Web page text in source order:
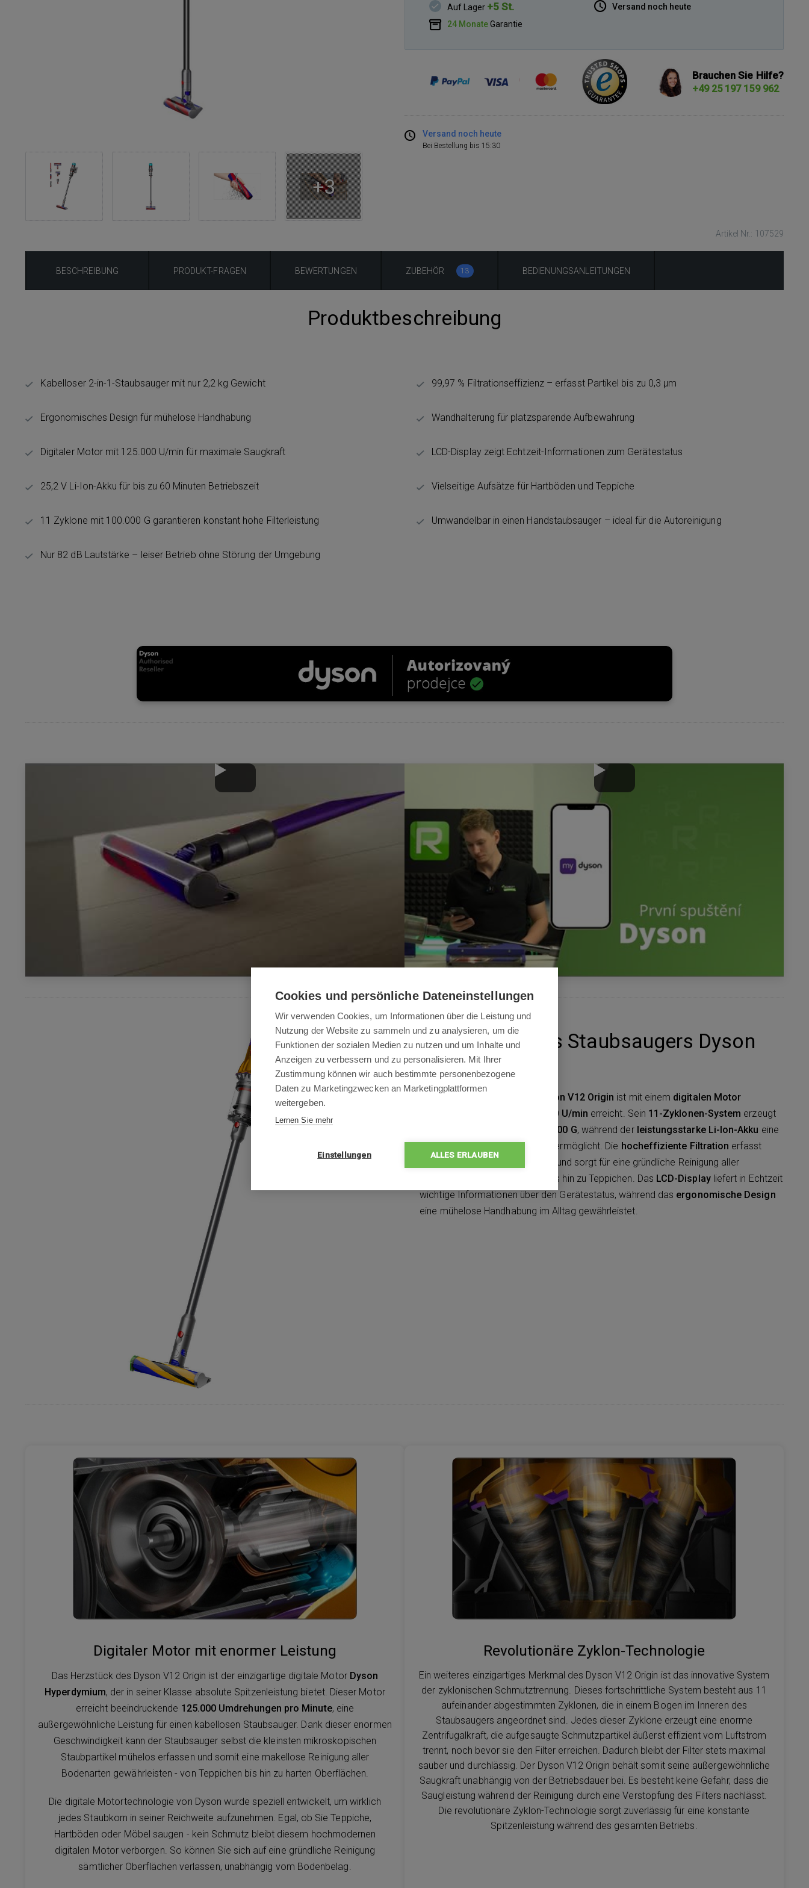
+3
Auf Lager +5 St.
24 MonateGarantie
Versand noch heute
Brauchen Sie Hilfe?
+49 25 197 159 962
Versand noch heute
Bei Bestellung bis 15:30
Artikel Nr.: 107529
BESCHREIBUNG PRODUKT-FRAGEN BEWERTUNGEN ZUBEHÖR 13 BEDIENUNGSANLEITUNGEN
Produktbeschreibung
Kabelloser 2-in-1-Staubsauger mit nur 2,2 kg Gewicht
Ergonomisches Design für mühelose Handhabung
Digitaler Motor mit 125.000 U/min für maximale Saugkraft
25,2 V Li-Ion-Akku für bis zu 60 Minuten Betriebszeit
11 Zyklone mit 100.000 G garantieren konstant hohe Filterleistung
Nur 82 dB Lautstärke – leiser Betrieb ohne Störung der Umgebung
99,97 % Filtrationseffizienz – erfasst Partikel bis zu 0,3 μm
Wandhalterung für platzsparende Aufbewahrung
LCD-Display zeigt Echtzeit-Informationen zum Gerätestatus
Vielseitige Aufsätze für Hartböden und Teppiche
Umwandelbar in einen Handstaubsauger – ideal für die Autoreinigung
Vorstellung des Staubsaugers Dyson
V12 Origin
Dyson V12 Origin ist mit einem digitalen Motor
bis zu 125.000 U/min erreicht. Sein 11-Zyklonen-System erzeugt
Zentrifugalkraft von 100.000 G, während der leistungsstarke Li-Ion-Akku eine
ermöglicht. Die hocheffiziente Filtration erfasst
und sorgt für eine gründliche Reinigung aller
Oberflächen – von Hartböden bis hin zu Teppichen. Das LCD-Displayliefert in Echtzeit
wichtige Informationen über den Gerätestatus, während das ergonomische Design
eine mühelose Handhabung im Alltag gewährleistet.
Digitaler Motor mit enormer Leistung
Das Herzstück des Dyson V12 Origin ist der einzigartige digitale Motor Dyson
Hyperdymium, der in seiner Klasse absolute Spitzenleistung bietet. Dieser Motor
erreicht beeindruckende 125.000 Umdrehungen pro Minute, eine
außergewöhnliche Leistung für einen kabellosen Staubsauger. Dank dieser enormen
Geschwindigkeit kann der Staubsauger selbst die kleinsten mikroskopischen
Staubpartikel mühelos erfassen und somit eine makellose Reinigung aller
Bodenarten gewährleisten - von Teppichen bis hin zu harten Oberflächen.
Die digitale Motortechnologie von Dyson wurde speziell entwickelt, um wirklich
jedes Staubkorn in seiner Reichweite aufzunehmen. Egal, ob Sie Teppiche,
Hartböden oder Möbel saugen - kein Schmutz bleibt diesem hochmodernen
digitalen Motor verborgen. So können Sie sich auf eine gründliche Reinigung
sämtlicher Oberflächen verlassen, unabhängig vom Bodenbelag.
Revolutionäre Zyklon-Technologie
Ein weiteres einzigartiges Merkmal des Dyson V12 Origin ist das innovative System
der zyklonischen Schmutztrennung. Dieses fortschrittliche System besteht aus 11
aufeinander abgestimmten Zyklonen, die in einem Bogen im Inneren des
Staubsaugers angeordnet sind. Jedes dieser Zyklone erzeugt eine enorme
Zentrifugalkraft, die aufgesaugte Schmutzpartikel äußerst effizient vom Luftstrom
trennt, noch bevor sie den Filter erreichen. Dadurch bleibt der Filter stets maximal
sauber und durchlässig. Der Dyson V12 Origin behält somit seine außergewöhnliche
Saugkraft unabhängig von der Betriebsdauer bei. Es besteht keine Gefahr, dass die
Saugleistung während der Reinigung durch eine Verstopfung des Filters nachlässt.
Die revolutionäre Zyklon-Technologie sorgt zuverlässig für eine konstante
Spitzenleistung während des gesamten Betriebs.
Cookies und persönliche Dateneinstellungen
Wir verwenden Cookies, um Informationen über die Leistung und
Nutzung der Website zu sammeln und zu analysieren, um die
Funktionen der sozialen Medien zu nutzen und um Inhalte und
Anzeigen zu verbessern und zu personalisieren. Mit Ihrer
Zustimmung können wir auch bestimmte personenbezogene
Daten zu Marketingzwecken an Marketingplattformen
weitergeben.
Lernen Sie mehr
Einstellungen ALLES ERLAUBEN